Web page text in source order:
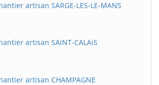
artisan SARGE-LES-LE-MANS
artisan SAiNT-CALAiS
artisan CHAMPAGNE